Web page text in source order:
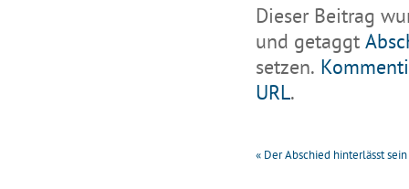
Dieser Beitrag
und getaggt
setzen.
URL.
« Der Abschied hinterlässt